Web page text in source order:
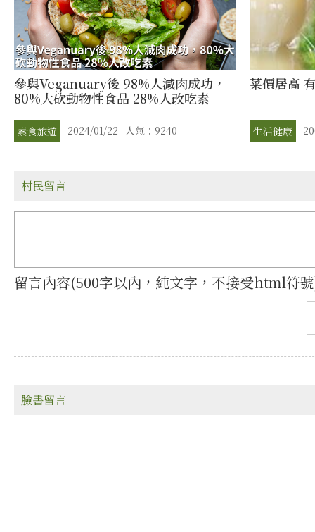
參與Veganuary後 98%人減肉成功，
80%大砍動物性食品 28%人改吃素
素食旅遊 2024/01/22 人氣：9240
菜價居高
生活健康
村民留言
留言內容(500字以內，純文字，不接受html符
臉書留言